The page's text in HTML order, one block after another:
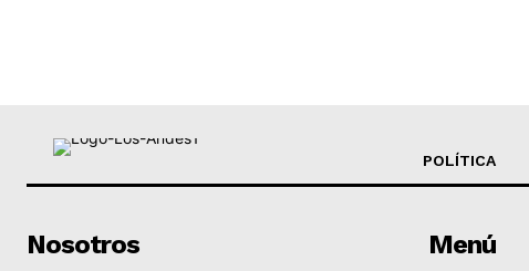
POLÍTICA
Nosotros Menú